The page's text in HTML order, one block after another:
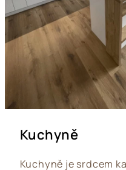
Kuchyně
Kuchyně je srdcem